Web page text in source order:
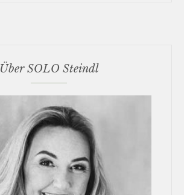
Über SOLO Steindl